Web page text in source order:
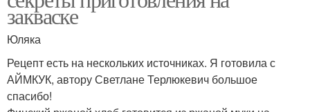
закваске
Юляка
Рецепт есть на нескольких источниках. Я готовила с
АЙМКУК, автору Светлане Терлюкевич большое
спасибо!